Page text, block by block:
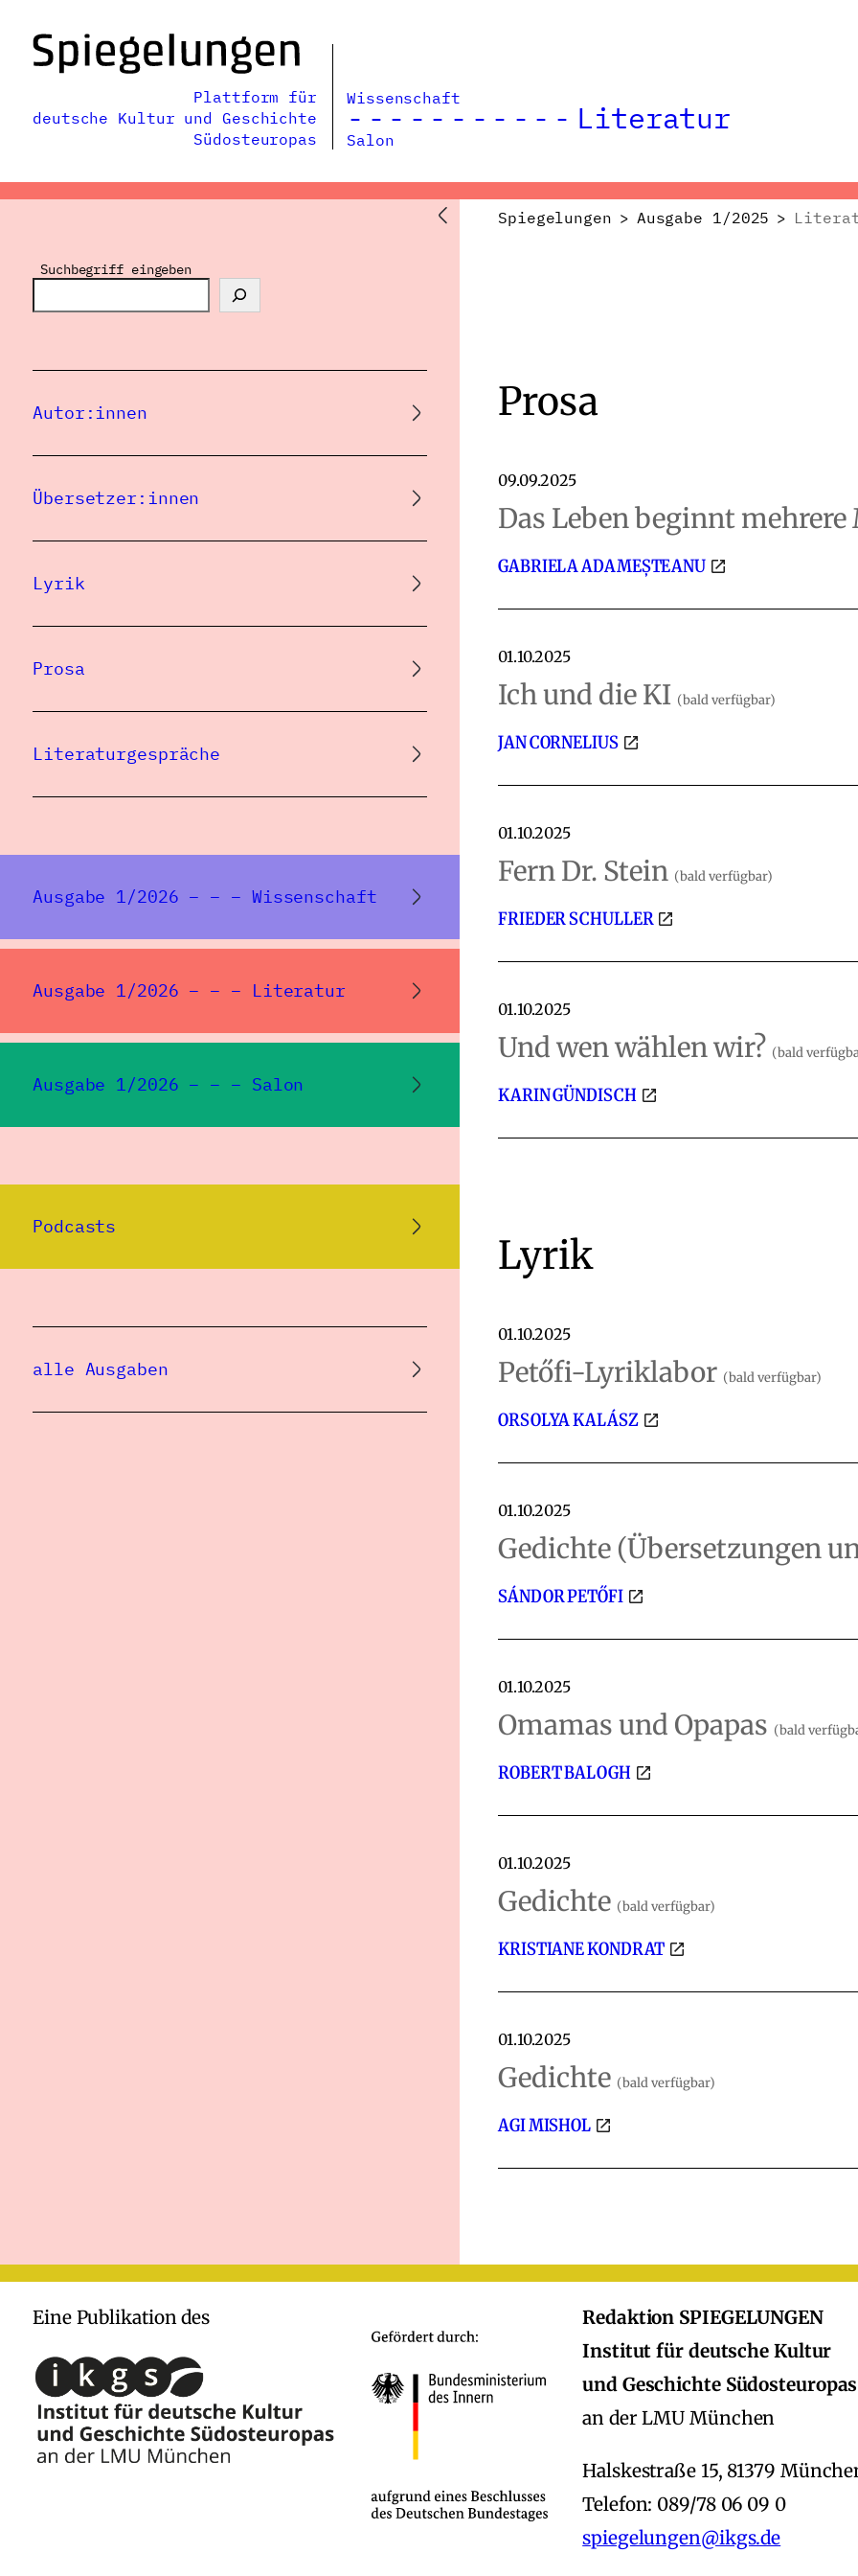
Inhalt
springen
Plattform für
deutsche Kultur und Geschichte
Südosteuropas
Wissenschaft
Literatur
Salon
Suchbegriff eingeben
Autor:innen
Übersetzer:innen
Lyrik
Prosa
Literaturgespräche
Ausgabe 1/2026 – – – Wissenschaft
Ausgabe 1/2026 – – – Literatur
Ausgabe 1/2026 – – – Salon
Podcasts
alle Ausgaben
Spiegelungen > Ausgabe 1/2025 >
Prosa
09.09.2025
Das Leben beginnt
GABRIELA ADAMEȘTEANU
01.10.2025
Ich und die KI (bald verfügbar)
JAN CORNELIUS
01.10.2025
Fern Dr. Stein (bald verfügbar)
FRIEDER SCHULLER
01.10.2025
Und wen wählen wir? (bald
KARIN GÜNDISCH
Lyrik
01.10.2025
Petőfi-Lyriklabor (bald verfügbar)
ORSOLYA KALÁSZ
01.10.2025
Gedichte (Übersetzungen
SÁNDOR PETŐFI
01.10.2025
Omamas und Opapas (bald
ROBERT BALOGH
01.10.2025
Gedichte (bald verfügbar)
KRISTIANE KONDRAT
01.10.2025
Gedichte (bald verfügbar)
AGI MISHOL
Eine Publikation des
Redaktion SPIEGELUNGEN
Institut für deutsche Kultur
und Geschichte Südosteuropas
an der LMU München
Halskestraße 15, 81379
Telefon: 089/78 06 09 0
spiegelungen@ikgs.de